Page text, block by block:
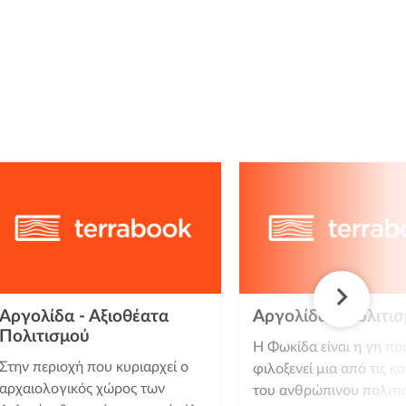
Αργολίδα - Αξιοθέατα
Πολιτισμού
Στην περιοχή που κυριαρχεί ο
αρχαιολογικός χώρος των
Αργολίδα -
Η Φωκίδα είναι η γη
φιλοξενεί μια από τις
του ανθρώπινου